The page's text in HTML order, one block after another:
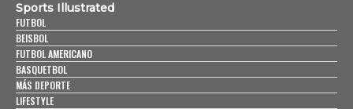
Sports Illustrated
FUTBOL
BEISBOL
FUTBOL AMERICANO
BASQUETBOL
MÁS DEPORTE
LIFESTYLE